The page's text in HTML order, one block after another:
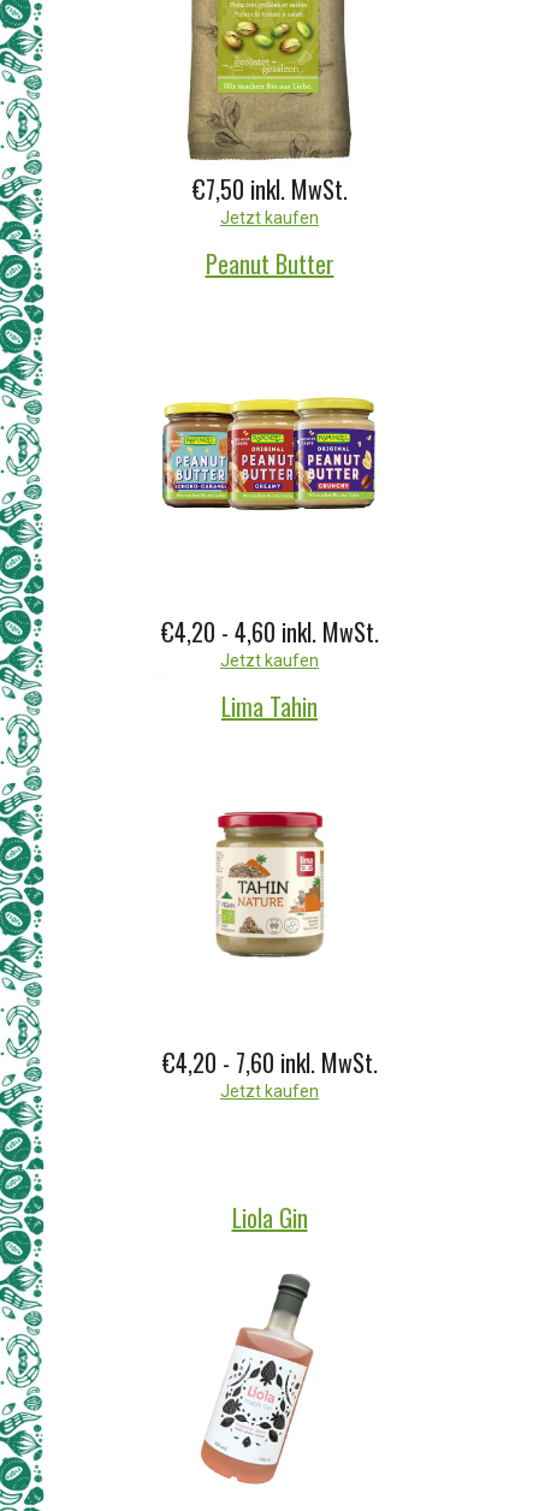
€7,50 inkl. MwSt.
Jetzt kaufen
Peanut Butter
€4,20 - 4,60 inkl. MwSt.
Jetzt kaufen
Lima Tahin
€4,20 - 7,60 inkl. MwSt.
Jetzt kaufen
Liola Gin